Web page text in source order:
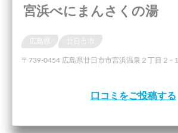
宮浜べにまんさくの湯
広島県
〒739-0454 広島県廿日市市宮浜温泉２丁目２−１
口コミをご投稿する